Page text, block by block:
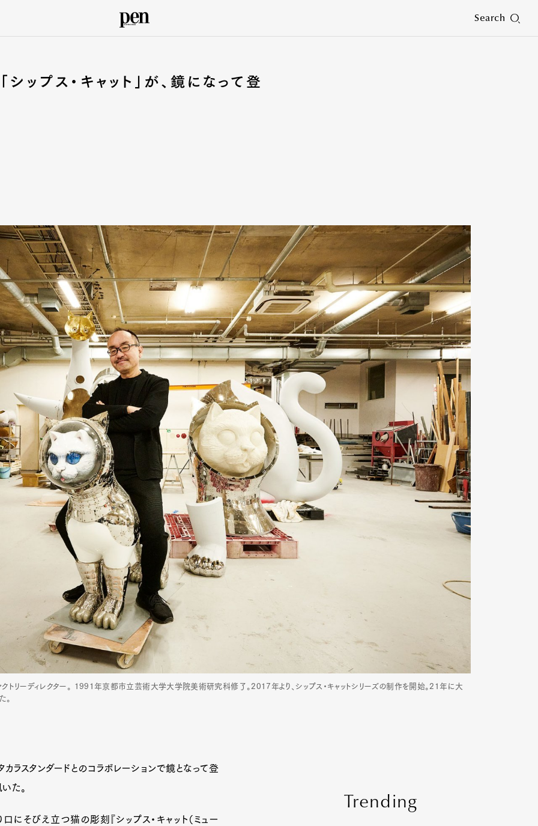
Search
シップス・キャット」が、鏡になって登
リーディレクター。 1991年京都市立芸術大学大学院美術研究科修了。2017年より、シップス・キャットシリーズの制作を開始。21年に大
。
カラスタンダードとのコラボレーションで鏡となって登
た。
そびえ立つ猫の彫刻『シップス・キャット（ミュー
Trending